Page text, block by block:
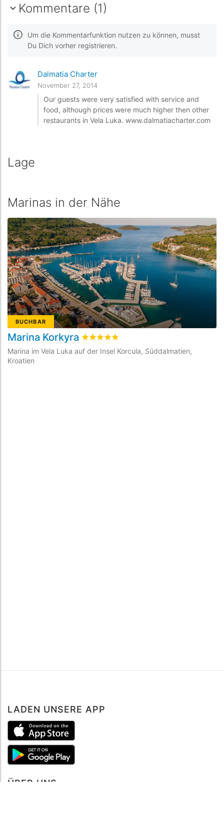
Kommentare (1)
Um die Kommentarfunktion nutzen zu können, musst
Du Dich vorher registrieren.
Dalmatia Charter
November 27, 2014
Our guests were very satisfied with service and
food, although prices were much higher then other
restaurants in Vela Luka. www.dalmatiacharter.com
Lage
Marinas in der Nähe
BUCHBAR
Marina Korkyra bewertet4.8
Marina im Vela Luka auf der Insel Korcula, Süddalmatien,
Kroatien
LADEN UNSERE APP
ÜBER UNS